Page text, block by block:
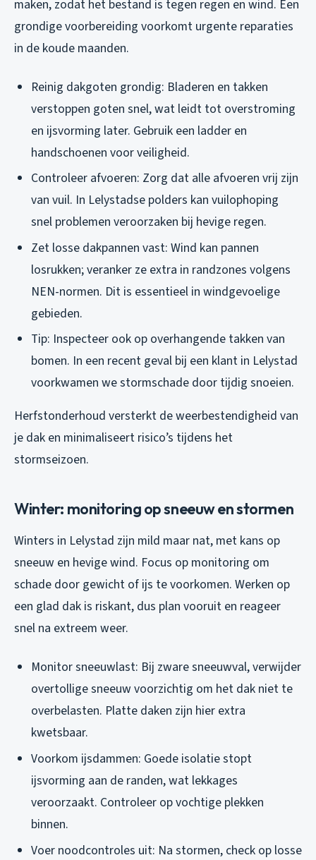
maken, zodat het bestand is tegen regen en wind. Een
grondige voorbereiding voorkomt urgente reparaties
in de koude maanden.
Reinig dakgoten grondig: Bladeren en takken
verstoppen goten snel, wat leidt tot overstroming
en ijsvorming later. Gebruik een ladder en
handschoenen voor veiligheid.
Controleer afvoeren: Zorg dat alle afvoeren vrij zijn
van vuil. In Lelystadse polders kan vuilophoping
snel problemen veroorzaken bij hevige regen.
Zet losse dakpannen vast: Wind kan pannen
losrukken; veranker ze extra in randzones volgens
NEN-normen. Dit is essentieel in windgevoelige
gebieden.
Tip: Inspecteer ook op overhangende takken van
bomen. In een recent geval bij een klant in Lelystad
voorkwamen we stormschade door tijdig snoeien.
Herfstonderhoud versterkt de weerbestendigheid van
je dak en minimaliseert risico’s tijdens het
stormseizoen.
Winter: monitoring op sneeuw en stormen
Winters in Lelystad zijn mild maar nat, met kans op
sneeuw en hevige wind. Focus op monitoring om
schade door gewicht of ijs te voorkomen. Werken op
een glad dak is riskant, dus plan vooruit en reageer
snel na extreem weer.
Monitor sneeuwlast: Bij zware sneeuwval, verwijder
overtollige sneeuw voorzichtig om het dak niet te
overbelasten. Platte daken zijn hier extra
kwetsbaar.
Voorkom ijsdammen: Goede isolatie stopt
ijsvorming aan de randen, wat lekkages
veroorzaakt. Controleer op vochtige plekken
binnen.
Voer noodcontroles uit: Na stormen, check op losse